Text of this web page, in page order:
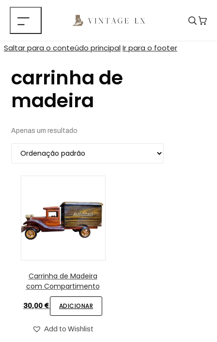
Saltar para o conteúdo principalIr para o footer
carrinha de
madeira
Apenas um resultado
Carrinha de Madeira
com Compartimento
30,00 € ADICIONAR
Add to Wishlist